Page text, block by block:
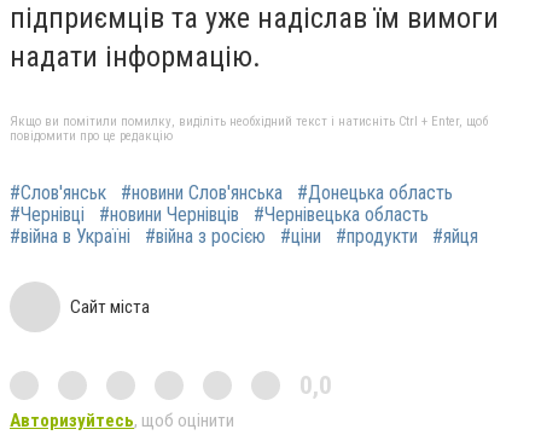
підприємців та уже надіслав їм вимоги
надати інформацію.
Якщо ви помітили помилку, виділіть необхідний текст і натисніть Ctrl + Enter, щоб
повідомити про це редакцію
#Слов'янськ #новини Слов'янська
#Донецька область
#Чернівці
#новини Чернівців
#Чернівецька область
#війна в Україні
#війна з росією #ціни #продукти #яйця
Сайт міста
0,0
Авторизуйтесь, щоб оцінити